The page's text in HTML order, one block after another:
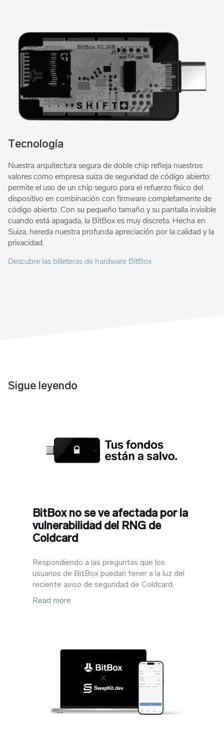
Tecnología
Nuestra arquitectura segura de doble chip refleja nuestros
valores como empresa suiza de seguridad de código abierto:
permite el uso de un chip seguro para el refuerzo físico del
dispositivo en combinación con firmware completamente de
código abierto. Con su pequeño tamaño y su pantalla invisible
cuando está apagada, la BitBox es muy discreta. Hecha en
Suiza, hereda nuestra profunda apreciación por la calidad y la
privacidad.
Descubre las billeteras de hardware BitBox
Sigue leyendo
BitBox no se ve afectada por la
vulnerabilidad del RNG de
Coldcard
Respondiendo a las preguntas que los
usuarios de BitBox puedan tener a la luz del
reciente aviso de seguridad de Coldcard.
Read more